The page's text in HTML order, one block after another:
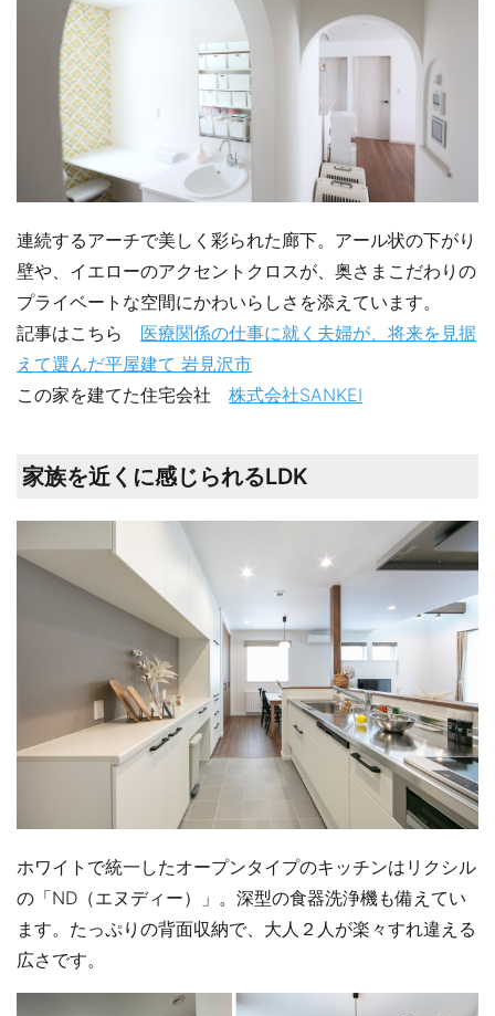
連続するアーチで美しく彩られた廊下。アール状の下がり
壁や、イエローのアクセントクロスが、奥さまこだわりの
プライベートな空間にかわいらしさを添えています。
記事はこちら 医療関係の仕事に就く夫婦が、将来を見据
えて選んだ平屋建て 岩見沢市
この家を建てた住宅会社 株式会社SANKEI
家族を近くに感じられるLDK
ホワイトで統一したオープンタイプのキッチンはリクシル
の「ND（エヌディー）」。深型の食器洗浄機も備えてい
ます。たっぷりの背面収納で、大人２人が楽々すれ違える
広さです。